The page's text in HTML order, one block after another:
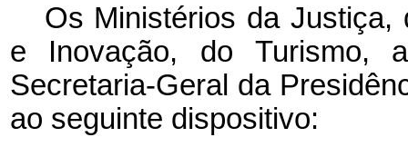
Os Ministérios da Justiça,
e Inovação, do Turismo,
Secretaria-Geral da
ao seguinte dispositivo: